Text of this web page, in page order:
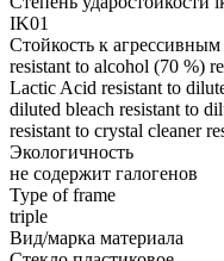
IK01
Стойкость к
resistant to alcohol (70 %)
Lactic Acid resistant to
diluted bleach resistant to
resistant to crystal cleaner
Экологичность
не содержит галогенов
Type of frame
triple
Вид/марка материала